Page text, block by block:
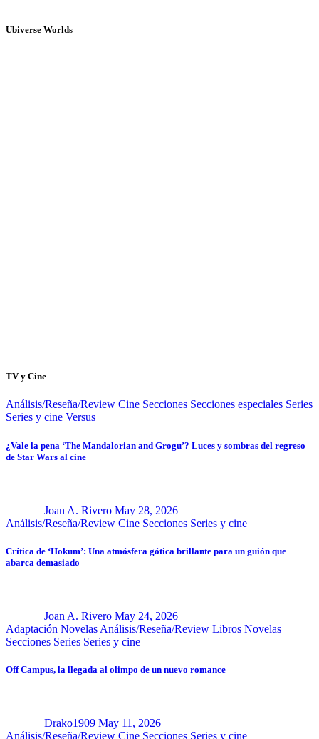
Ubiverse Worlds
TV y Cine
Análisis/Reseña/Review Cine Secciones Secciones especiales Series
Series y cine Versus
¿Vale la pena ‘The Mandalorian and Grogu’? Luces y sombras del regreso
de Star Wars al cine
Joan A. Rivero May 28, 2026
Análisis/Reseña/Review Cine Secciones Series y cine
Crítica de ‘Hokum’: Una atmósfera gótica brillante para un guión que
abarca demasiado
Joan A. Rivero May 24, 2026
Adaptación Novelas Análisis/Reseña/Review Libros Novelas
Secciones Series Series y cine
Off Campus, la llegada al olimpo de un nuevo romance
Drako1909 May 11, 2026
Análisis/Reseña/Review Cine Secciones Series y cine